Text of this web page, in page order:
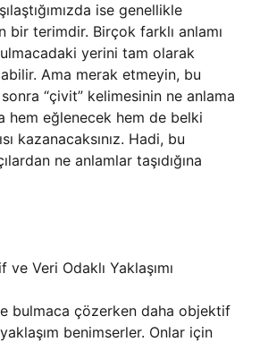
ise genellikle
bir terimdir. Birçok farklı anlamı
yerini tam olarak
Ama merak etmeyin, bu
“çivit” kelimesinin ne anlama
hem eğlenecek hem de belki
kazanacaksınız. Hadi, bu
ne anlamlar taşıdığına
Veri Odaklı Yaklaşımı
bulmaca çözerken daha objektif
benimserler. Onlar için